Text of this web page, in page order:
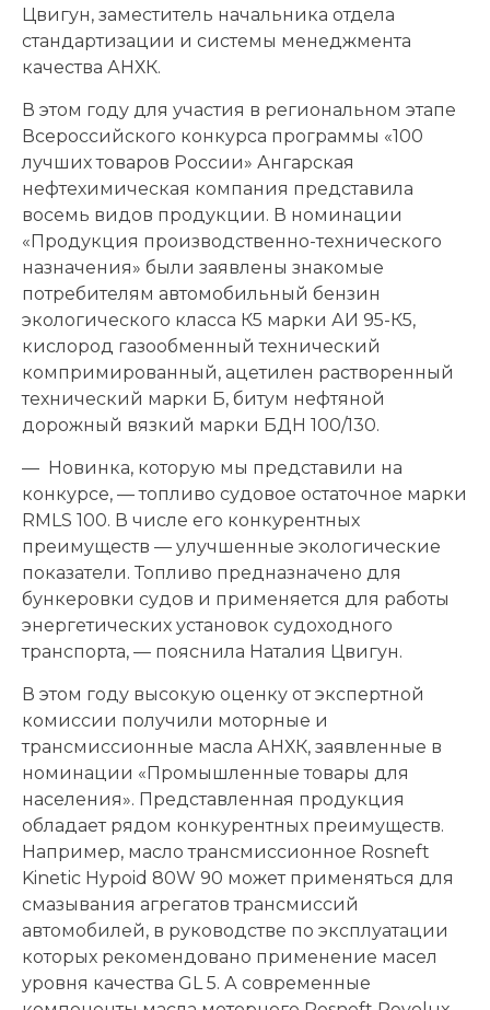
Цвигун, заместитель начальника отдела
стандартизации и системы менеджмента
качества АНХК.
В этом году для участия в региональном этапе
Всероссийского конкурса программы «100
лучших товаров России» Ангарская
нефтехимическая компания представила
восемь видов продукции. В номинации
«Продукция производственно-технического
назначения» были заявлены знакомые
потребителям автомобильный бензин
экологического класса К5 марки АИ 95-К5,
кислород газообменный технический
компримированный, ацетилен растворенный
технический марки Б, битум нефтяной
дорожный вязкий марки БДН 100/130.
— Новинка, которую мы представили на
конкурсе, — топливо судовое остаточное марки
RMLS 100. В числе его конкурентных
преимуществ — улучшенные экологические
показатели. Топливо предназначено для
бункеровки судов и применяется для работы
энергетических установок судоходного
транспорта, — пояснила Наталия Цвигун.
В этом году высокую оценку от экспертной
комиссии получили моторные и
трансмиссионные масла АНХК, заявленные в
номинации «Промышленные товары для
населения». Представленная продукция
обладает рядом конкурентных преимуществ.
Например, масло трансмиссионное Rosneft
Kinetic Hypoid 80W 90 может применяться для
смазывания агрегатов трансмиссий
автомобилей, в руководстве по эксплуатации
которых рекомендовано применение масел
уровня качества GL 5. А современные